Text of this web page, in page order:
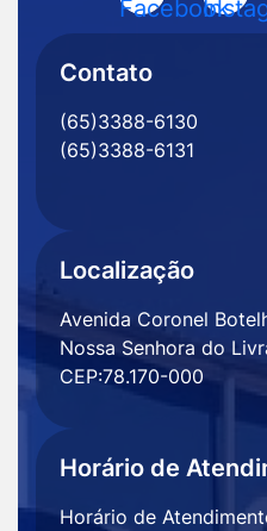
MT
a
Social
Facebook
a
Contato
(65)3388-6130
(65)3388-6131
Localização
Avenida Coronel
Nossa Senhora do
CEP:78.170-000
Horário de
Horário de